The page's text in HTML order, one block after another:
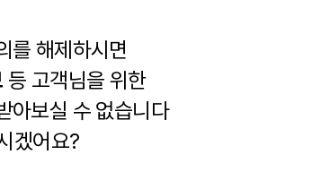
를 해제하시면
등 고객님을 위한
아보실 수 없습니다
겠어요?